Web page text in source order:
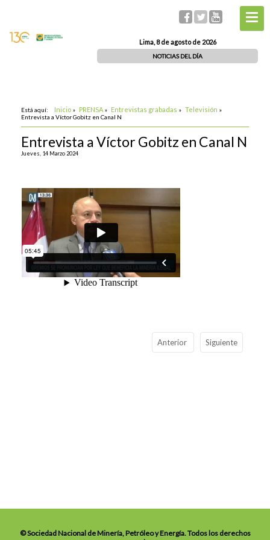
Lima, 8 de agosto de 2026
NOTICIAS DEL DÍA
Está aquí: Inicio » PRENSA » Entrevistas grabadas » Televisión »
Entrevista a Víctor Gobitz en Canal N
Entrevista a Víctor Gobitz en Canal N
Jueves, 14 Marzo 2024
Anterior Siguiente
© Sociedad Nacional de Minería, Petróleo y Energía. Todos los derechos